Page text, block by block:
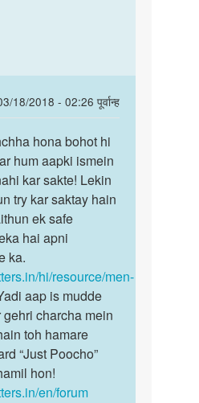
18/2018 - 02:26 पूर्वान्ह
hona bohot hi
hum aapki ismein
kar sakte! Lekin
try kar saktay hain
ek safe
hai apni
ka.
hi/resource/men-
aap is mudde
charcha mein
toh hamare
“Just Poocho”
hon!
en/forum